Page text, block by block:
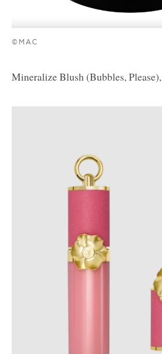
©MAC
Mineralize Blush (Bubbles, Please),